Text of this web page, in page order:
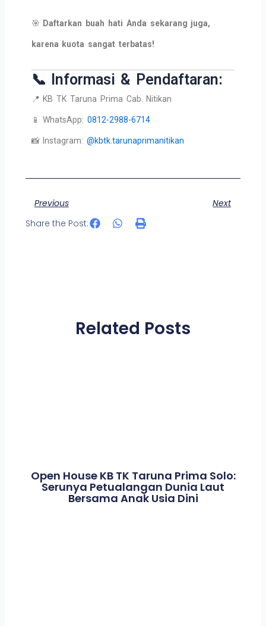
🎯 Daftarkan buah hati Anda sekarang juga,
karena kuota sangat terbatas!
📞 Informasi & Pendaftaran:
📍 KB TK Taruna Prima Cab. Nitikan
📱 WhatsApp:0812-2988-6714
📸 Instagram:@kbtk.tarunaprimanitikan
Prev
Previous Next
Share the Post:
Related Posts
Open House KB TK Taruna Prima Solo:
Serunya Petualangan Dunia Laut
Bersama Anak Usia Dini